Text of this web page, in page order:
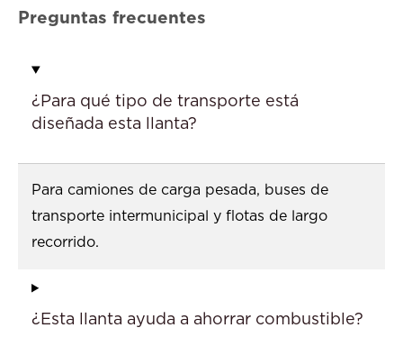
Preguntas frecuentes
¿Para qué tipo de transporte está
diseñada esta llanta?
Para camiones de carga pesada, buses de
transporte intermunicipal y flotas de largo
recorrido.
¿Esta llanta ayuda a ahorrar combustible?